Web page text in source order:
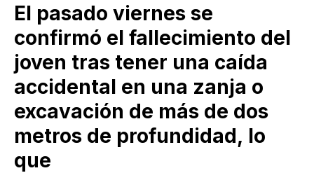
mientras realizaba…
El pasado viernes se
confirmó el fallecimiento del
joven tras tener una caída
accidental en una zanja o
excavación de más de dos
metros de profundidad, lo
que